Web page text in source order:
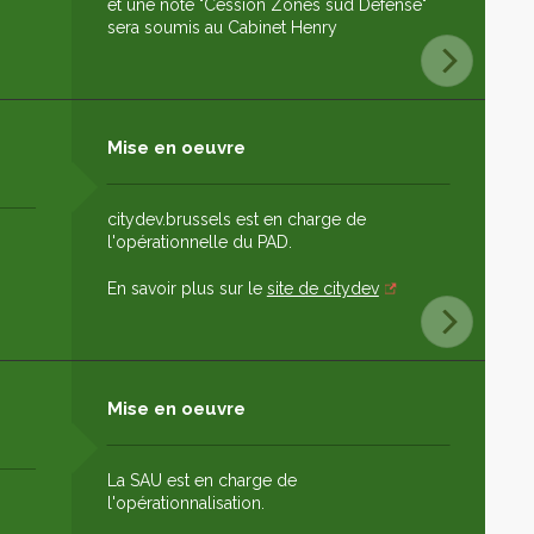
et une note "Cession Zones sud Défense"
sera soumis au Cabinet Henry
Mise en oeuvre
citydev.brussels est en charge de
l'opérationnelle du PAD.
En savoir plus sur le site de citydev
Mise en oeuvre
La SAU est en charge de
l'opérationnalisation.